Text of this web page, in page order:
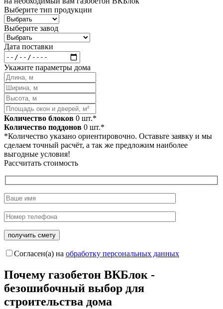
Выберите тип продукции
Выберите завод
Дата поставки
Укажите параметры дома
Количество блоков 0 шт.*
Количество поддонов 0 шт.*
*Количество указано ориентировочно. Оставьте заявку и мы
сделаем точный расчёт, а так же предложим наиболее
выгодные условия!
Рассчитать стоимость
Согласен(а) на обработку персональных данных
Почему газобетон ВКБлок -
безошибочный выбор для
строительства дома